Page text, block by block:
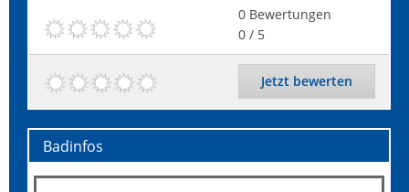
0 Bewertungen
0 / 5
Jetzt bewerten
Badinfos